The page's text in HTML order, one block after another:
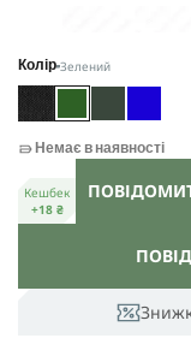
Колір Зелений
Немає в наявності
Кешбек
+18 ₴